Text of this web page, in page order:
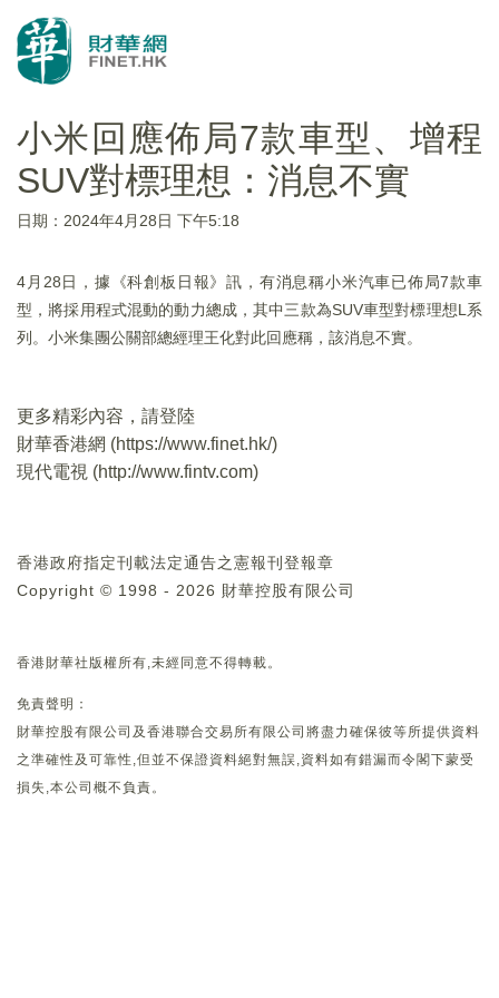
小米回應佈局7款車型、增程
SUV對標理想：消息不實
日期：2024年4月28日 下午5:18
4月28日，據《科創板日報》訊，有消息稱小米汽車已佈局7款車
型，將採用程式混動的動力總成，其中三款為SUV車型對標理想L系
列。小米集團公關部總經理王化對此回應稱，該消息不實。
更多精彩內容，請登陸
財華香港網 (https://www.finet.hk/)
現代電視 (http://www.fintv.com)
香港政府指定刊載法定通告之憲報刊登報章
Copyright © 1998 - 2026 財華控股有限公司
香港財華社版權所有,未經同意不得轉載。
免責聲明：
財華控股有限公司及香港聯合交易所有限公司將盡力確保彼等所提供資料
之準確性及可靠性,但並不保證資料絕對無誤,資料如有錯漏而令閣下蒙受
損失,本公司概不負責。